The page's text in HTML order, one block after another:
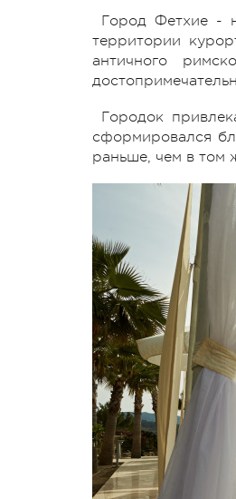
Город Фетхие -
территории
античного
Городок
сформировался
раньше, чем в том